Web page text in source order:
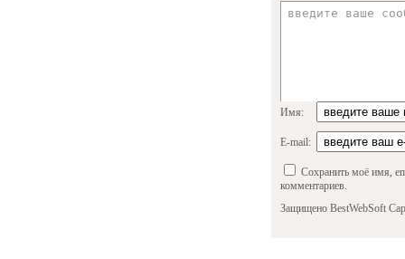
Имя:
E-mail:
Сохранить моё имя,
комментариев.
Защищено BestWebSoft